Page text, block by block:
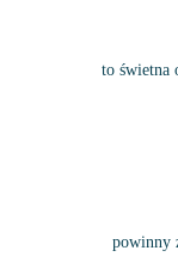
to świetna
powinny